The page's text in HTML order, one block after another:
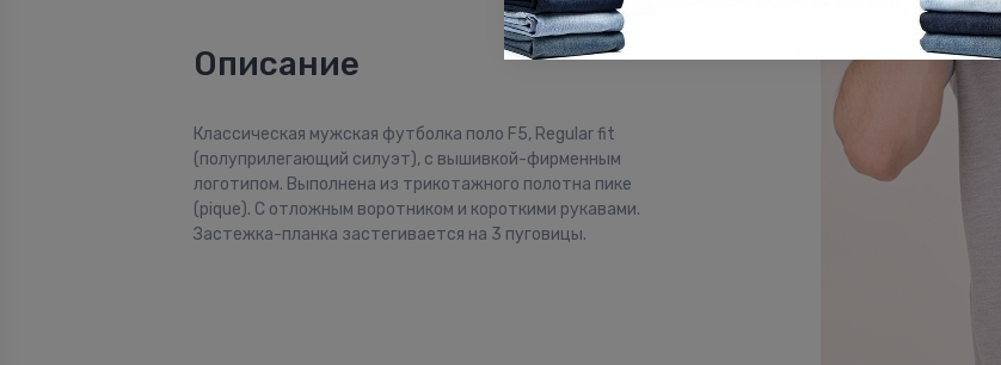
Описание
Классическая мужская футболка поло F5, Regular fit
(полуприлегающий силуэт), с вышивкой-фирменным
логотипом. Выполнена из трикотажного полотна пике
(pique). С отложным воротником и короткими рукавами.
Застежка-планка застегивается на 3 пуговицы.